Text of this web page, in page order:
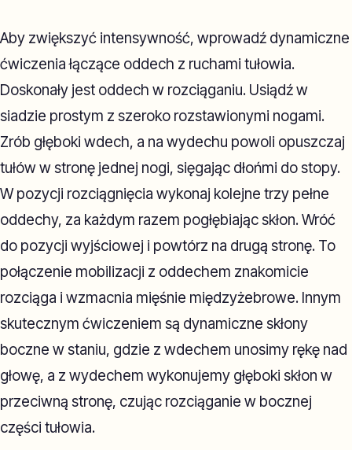
Aby zwiększyć intensywność, wprowadź dynamiczne
ćwiczenia łączące oddech z ruchami tułowia.
Doskonały jest oddech w rozciąganiu. Usiądź w
siadzie prostym z szeroko rozstawionymi nogami.
Zrób głęboki wdech, a na wydechu powoli opuszczaj
tułów w stronę jednej nogi, sięgając dłońmi do stopy.
W pozycji rozciągnięcia wykonaj kolejne trzy pełne
oddechy, za każdym razem pogłębiając skłon. Wróć
do pozycji wyjściowej i powtórz na drugą stronę. To
połączenie mobilizacji z oddechem znakomicie
rozciąga i wzmacnia mięśnie międzyżebrowe. Innym
skutecznym ćwiczeniem są dynamiczne skłony
boczne w staniu, gdzie z wdechem unosimy rękę nad
głowę, a z wydechem wykonujemy głęboki skłon w
przeciwną stronę, czując rozciąganie w bocznej
części tułowia.